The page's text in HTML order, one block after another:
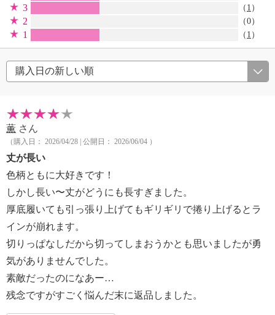
3 （ 1 ）
2 （0）
1 （ 1 ）
薫 さん
（購入日： 2026/04/28 | 公開日： 2026/06/04 ）
丈が長い
色柄ともに大好きです！
しかし長い〜丈がどうにも長すぎました。
厚底履いても引っ張り上げてもギリギリで捲り上げるとラ
インが崩れます。
切りっぱなしだから切ってしまおうかとも思いましたが勇
気がありませんでした。
素敵だったのになあー…
残念ですがすごく悩んだ末に返品しました。